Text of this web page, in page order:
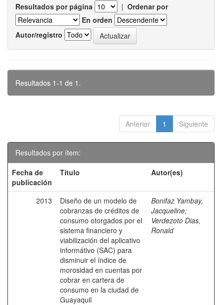
Resultados por página | Ordenar por
En orden
Autor/registro
Resultados 1-1 de 1.
Anterior 1 Siguiente
Resultados por ítem:
Fecha de
publicación
Título Autor(es)
2013
Diseño de un modelo de
cobranzas de créditos de
consumo otorgados por el
sistema financiero y
viabilización del aplicativo
informátivo (SAC) para
disminuir el índice de
morosidad en cuentas por
cobrar en cartera de
consumo en la ciudad de
Guayaquil
Bonifaz Yambay,
Jacqueline;
Verdezoto Dias,
Ronald